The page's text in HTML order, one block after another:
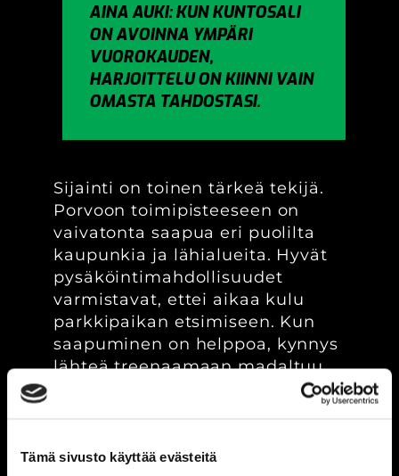
Tämä sivusto käyttää evästeitä
AINA AUKI: KUN KUNTOSALI
ON AVOINNA YMPÄRI
VUOROKAUDEN,
HARJOITTELU ON KIINNI VAIN
OMASTA TAHDOSTASI.
Sijainti on toinen tärkeä tekijä.
Porvoon toimipisteeseen on
vaivatonta saapua eri puolilta
kaupunkia ja lähialueita. Hyvät
pysäköintimahdollisuudet
varmistavat, ettei aikaa kulu
parkkipaikan etsimiseen. Kun
saapuminen on helppoa, kynnys
lähteä treenaamaan madaltuu.
Asiakkaamme arvostavat myös